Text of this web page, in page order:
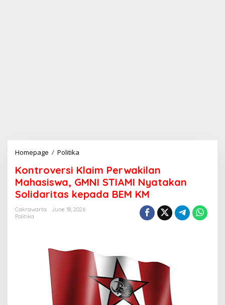
Homepage / Politika
n
t
r
o
v
K
Kontroversi Klaim Perwakilan
Mahasiswa, GMNI STIAMI Nyatakan
Solidaritas kepada BEM KM
Cakrawarta
June 18, 2026
Politika